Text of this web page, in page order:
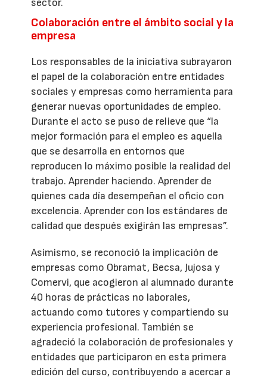
sector.
Colaboración entre el ámbito social y la
empresa
Los responsables de la iniciativa subrayaron
el papel de la colaboración entre entidades
sociales y empresas como herramienta para
generar nuevas oportunidades de empleo.
Durante el acto se puso de relieve que “la
mejor formación para el empleo es aquella
que se desarrolla en entornos que
reproducen lo máximo posible la realidad del
trabajo. Aprender haciendo. Aprender de
quienes cada día desempeñan el oficio con
excelencia. Aprender con los estándares de
calidad que después exigirán las empresas”.
Asimismo, se reconoció la implicación de
empresas como Obramat, Becsa, Jujosa y
Comervi, que acogieron al alumnado durante
40 horas de prácticas no laborales,
actuando como tutores y compartiendo su
experiencia profesional. También se
agradeció la colaboración de profesionales y
entidades que participaron en esta primera
edición del curso, contribuyendo a acercar a